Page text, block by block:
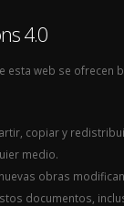
4.0
web se ofrecen
copiar y
medio.
obras
documentos,